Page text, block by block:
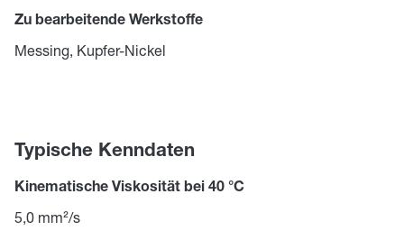
Zu bearbeitende Werkstoffe
Messing, Kupfer-Nickel
Typische Kenndaten
Kinematische Viskosität bei 40 °C
5,0 mm²/s